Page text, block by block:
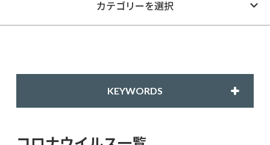
カテゴリーを選択
KEYWORDS